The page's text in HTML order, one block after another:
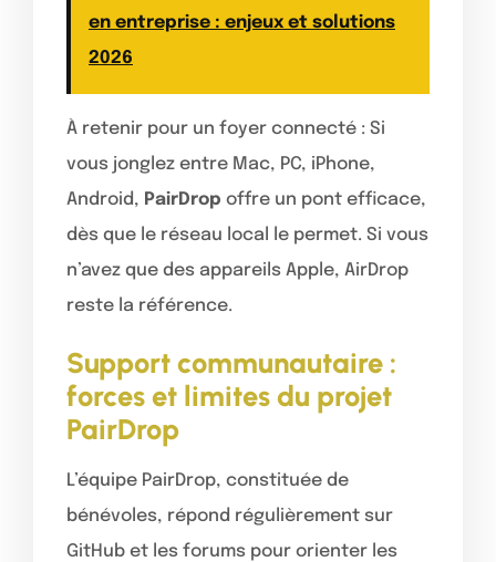
en entreprise : enjeux et solutions
2026
À retenir pour un foyer connecté : Si
vous jonglez entre Mac, PC, iPhone,
Android, PairDrop offre un pont efficace,
dès que le réseau local le permet. Si vous
n’avez que des appareils Apple, AirDrop
reste la référence.
Support communautaire :
forces et limites du projet
PairDrop
L’équipe PairDrop, constituée de
bénévoles, répond régulièrement sur
GitHub et les forums pour orienter les